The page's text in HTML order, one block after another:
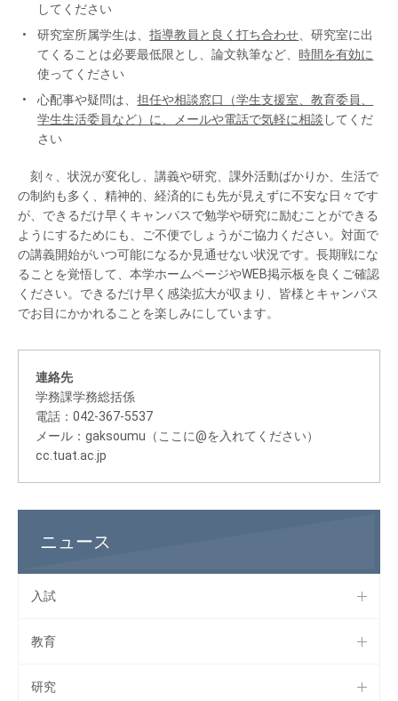
してください
研究室所属学生は、指導教員と良く打ち合わせ 、研究室に出
てくることは必要最低限とし、論文執筆など、 時間を有効に
使ってください
心配事や疑問は、担任や相談窓口（学生支援室、教育委員、
学生生活委員など）に、メールや電話で気軽に相談 してくだ
さい
刻々、状況が変化し、講義や研究、課外活動ばかりか、生活で
の制約も多く、精神的、経済的にも先が見えずに不安な日々です
が、できるだけ早くキャンパスで勉学や研究に励むことができる
ようにするためにも、ご不便でしょうがご協力ください。対面で
の講義開始がいつ可能になるか見通せない状況です。長期戦にな
ることを覚悟して、本学ホームページやWEB掲示板を良くご確認
ください。できるだけ早く感染拡大が収まり、皆様とキャンパス
でお目にかかれることを楽しみにしています。
連絡先
学務課学務総括係
電話：042-367-5537
メール：gaksoumu（ここに@を入れてください）
cc.tuat.ac.jp
ニュース
入試
教育
研究